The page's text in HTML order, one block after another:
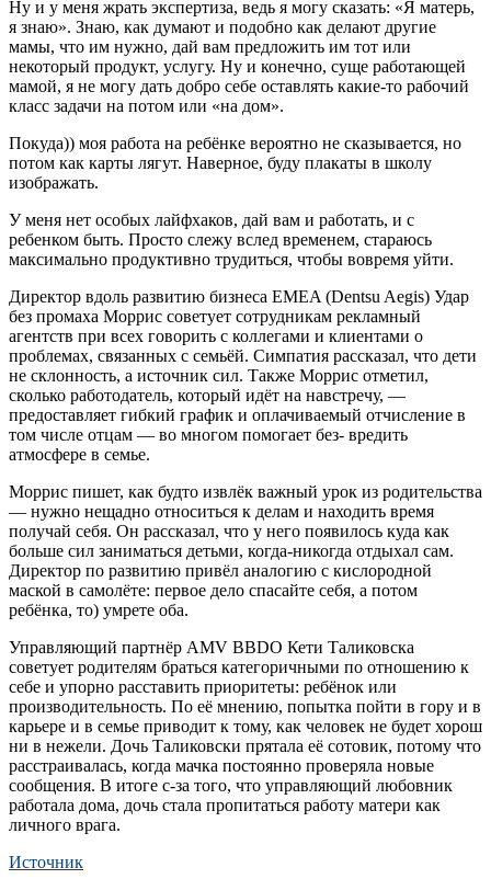
Ну и у меня жрать экспертиза, ведь я могу сказать: «Я матерь,
я знаю». Знаю, как думают и подобно как делают другие
мамы, что им нужно, дай вам предложить им тот или
некоторый продукт, услугу. Ну и конечно, суще работающей
мамой, я не могу дать добро себе оставлять какие-то рабочий
класс задачи на потом или «на дом».
Покуда)) моя работа на ребёнке вероятно не сказывается, но
потом как карты лягут. Наверное, буду плакаты в школу
изображать.
У меня нет особых лайфхаков, дай вам и работать, и с
ребенком быть. Просто слежу вслед временем, стараюсь
максимально продуктивно трудиться, чтобы вовремя уйти.
Директор вдоль развитию бизнеса EMEA (Dentsu Aegis) Удар
без промаха Моррис советует сотрудникам рекламный
агентств при всех говорить с коллегами и клиентами о
проблемах, связанных с семьёй. Симпатия рассказал, что дети
не склонность, а источник сил. Также Моррис отметил,
сколько работодатель, который идёт на навстречу, —
предоставляет гибкий график и оплачиваемый отчисление в
том числе отцам — во многом помогает без- вредить
атмосфере в семье.
Моррис пишет, как будто извлёк важный урок из родительства
— нужно нещадно относиться к делам и находить время
получай себя. Он рассказал, что у него появилось куда как
больше сил заниматься детьми, когда-никогда отдыхал сам.
Директор по развитию привёл аналогию с кислородной
маской в самолёте: первое дело спасайте себя, а потом
ребёнка, то) умрете оба.
Управляющий партнёр AMV BBDO Кети Таликовска
советует родителям браться категоричными по отношению к
себе и упорно расставить приоритеты: ребёнок или
производительность. По её мнению, попытка пойти в гору и в
карьере и в семье приводит к тому, как человек не будет хорош
ни в нежели. Дочь Таликовски прятала её сотовик, потому что
расстраивалась, когда мачка постоянно проверяла новые
сообщения. В итоге с-за того, что управляющий любовник
работала дома, дочь стала пропитаться работу матери как
личного врага.
Источник